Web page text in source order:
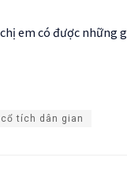
chị em có được
tích dân gian